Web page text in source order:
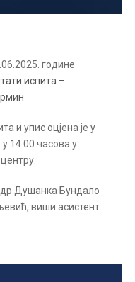
године
испита –
и упис оцјена је у
14.00 часова у
Душанка Бундало
виши асистент